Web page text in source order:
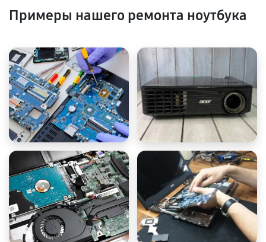
Примеры нашего ремонта ноутбука